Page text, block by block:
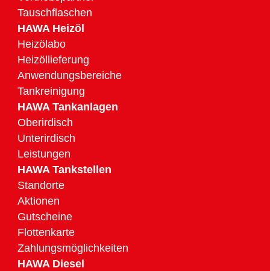
Tauschflaschen
HAWA Heizöl
Heizölabo
Heizöllieferung
Anwendungsbereiche
Tankreinigung
HAWA Tankanlagen
Oberirdisch
Unterirdisch
Leistungen
HAWA Tankstellen
Standorte
Aktionen
Gutscheine
Flottenkarte
Zahlungsmöglichkeiten
HAWA Diesel